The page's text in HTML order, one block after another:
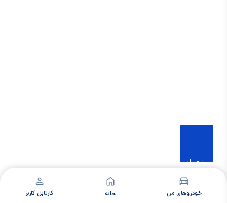
خودروهای من خانه کارتابل کاربر